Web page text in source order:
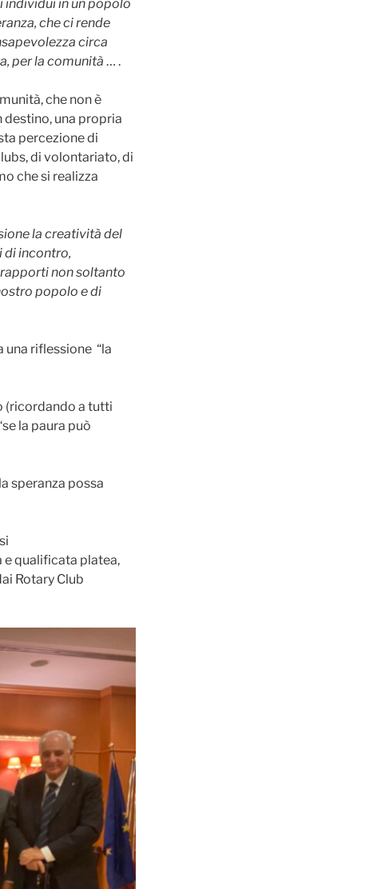
individui in un popolo
che ci rende
circa
per la comunità … .
che non è
destino, una propria
percezione di
di volontariato, di
che si realizza
la creatività del
incontro,
non soltanto
popolo e di
una riflessione “la
(ricordando a tutti
la paura può
speranza possa
qualificata platea,
Rotary Club